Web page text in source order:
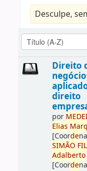
Desculpe,
Direito
direito
por MEDE
Elias
[Coorde
SIMÃO
Adalberto
[Coorde